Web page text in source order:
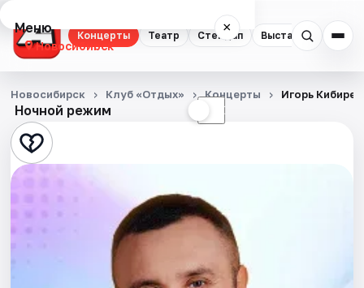
Концерты Театр Стендап Выставки
Меню ×
Новосибирск
Концерты
Театр
Стендап
Квесты
Ночной режим ☾
Новосибирск Клуб «Отдых» Концерты Игорь